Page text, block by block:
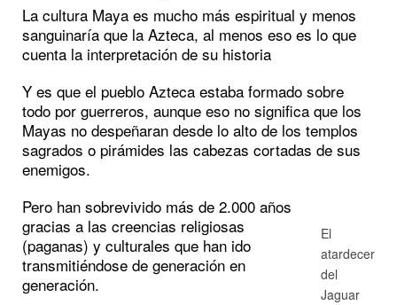
La cultura Maya es mucho más espiritual y menos
sanguinaría que la Azteca, al menos eso es lo que
cuenta la interpretación de su historia
Y es que el pueblo Azteca estaba formado sobre
todo por guerreros, aunque eso no significa que los
Mayas no despeñaran desde lo alto de los templos
sagrados o pirámides las cabezas cortadas de sus
enemigos.
El
atardecer
del
Jaguar
Pero han sobrevivido más de 2.000 años
gracias a las creencias religiosas
(paganas) y culturales que han ido
transmitiéndose de generación en
generación.